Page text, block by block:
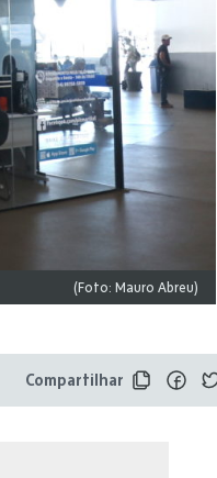
(Foto: Mauro Abreu)
Compartilhar